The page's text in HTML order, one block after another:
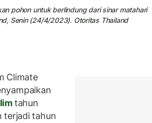
pohon untuk berlindung dari sinar matahari
Senin (24/4/2023). Otoritas Thailand
Climate
tahun
terjadi tahun